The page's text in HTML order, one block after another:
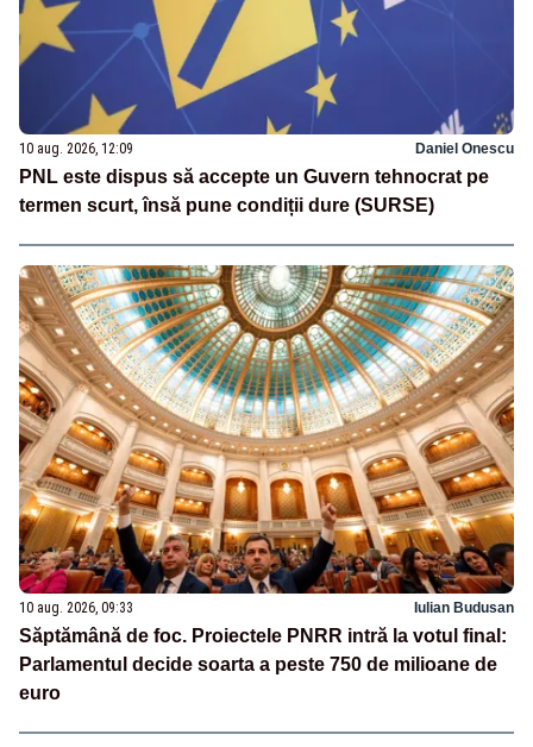
10 aug. 2026, 12:09 Daniel Onescu
PNL este dispus să accepte un Guvern tehnocrat pe
termen scurt, însă pune condiții dure (SURSE)
10 aug. 2026, 09:33 Iulian Budusan
Săptămână de foc. Proiectele PNRR intră la votul final:
Parlamentul decide soarta a peste 750 de milioane de
euro